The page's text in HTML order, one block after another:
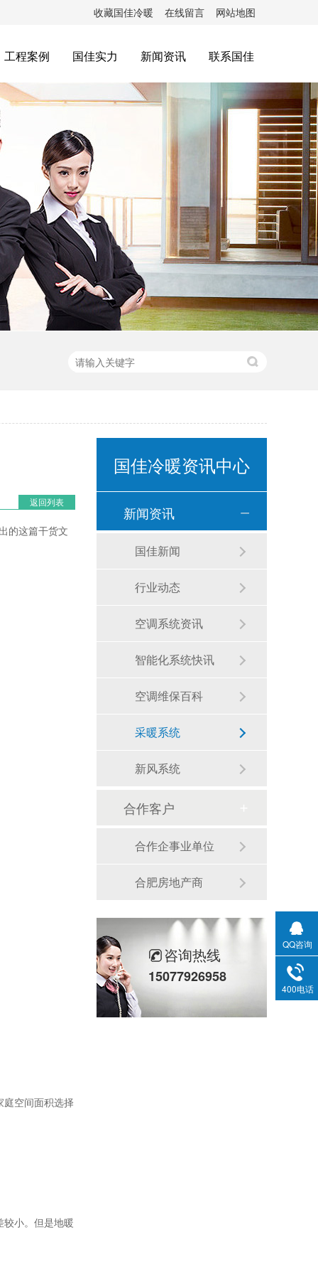
收藏国佳冷暖 在线留言 网站地图
工程案例 国佳实力 新闻资讯 联系国佳
返回列表
的这篇干货文
庭空间面积选择
较小。但是地暖
国佳冷暖资讯中心
新闻资讯
国佳新闻
行业动态
空调系统资讯
智能化系统快讯
空调维保百科
采暖系统
新风系统
合作客户
合作企事业单位
合肥房地产商
咨询热线
15077926958
QQ咨询
400电话